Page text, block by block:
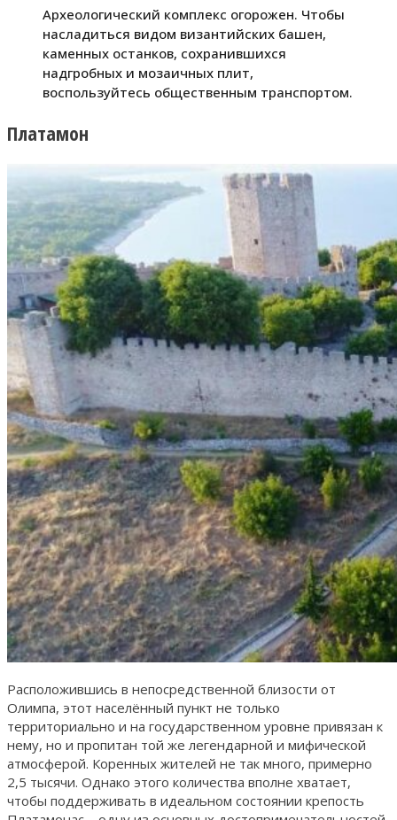
Археологический комплекс огорожен. Чтобы
насладиться видом византийских башен,
каменных останков, сохранившихся
надгробных и мозаичных плит,
воспользуйтесь общественным транспортом.
Платамон
Расположившись в непосредственной близости от
Олимпа, этот населённый пункт не только
территориально и на государственном уровне привязан к
нему, но и пропитан той же легендарной и мифической
атмосферой. Коренных жителей не так много, примерно
2,5 тысячи. Однако этого количества вполне хватает,
чтобы поддерживать в идеальном состоянии крепость